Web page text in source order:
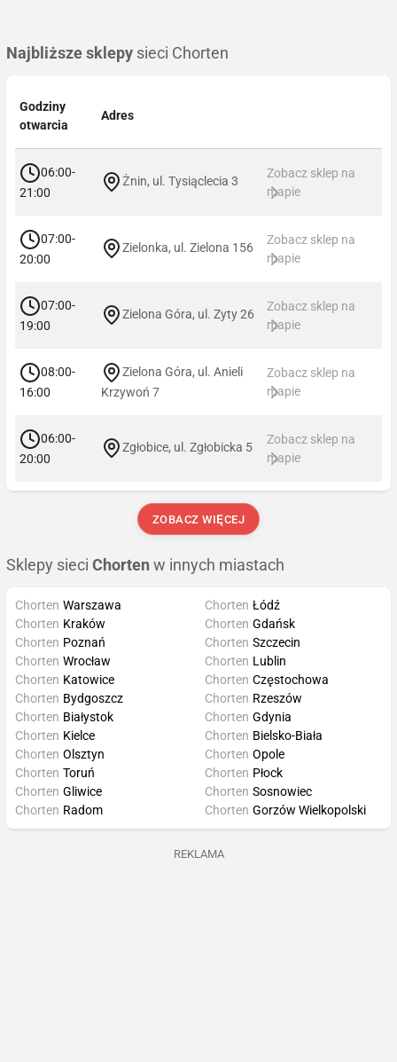
Najbliższe sklepy sieci Chorten
Godziny
otwarcia
Adres
06:00-
21:00
Żnin, ul. Tysiąclecia 3
Zobacz sklep na
mapie
07:00-
20:00
Zielonka, ul. Zielona 156
Zobacz sklep na
mapie
07:00-
19:00
Zielona Góra, ul. Zyty 26
Zobacz sklep na
mapie
08:00-
16:00
Zielona Góra, ul. Anieli
Krzywoń 7
Zobacz sklep na
mapie
06:00-
20:00
Zgłobice, ul. Zgłobicka 5
Zobacz sklep na
mapie
ZOBACZ WIĘCEJ
Sklepy sieci Chorten w innych miastach
Chorten Warszawa
Chorten Kraków
Chorten Poznań
Chorten Wrocław
Chorten Łódź
Chorten Gdańsk
Chorten Szczecin
Chorten Lublin
Chorten Katowice
Chorten Bydgoszcz
Chorten Białystok
Chorten Kielce
Chorten Częstochowa
Chorten Rzeszów
Chorten Gdynia
Chorten Bielsko-Biała
Chorten Olsztyn
Chorten Toruń
Chorten Gliwice
Chorten Radom
Chorten Opole
Chorten Płock
Chorten Sosnowiec
Chorten Gorzów Wielkopolski
REKLAMA